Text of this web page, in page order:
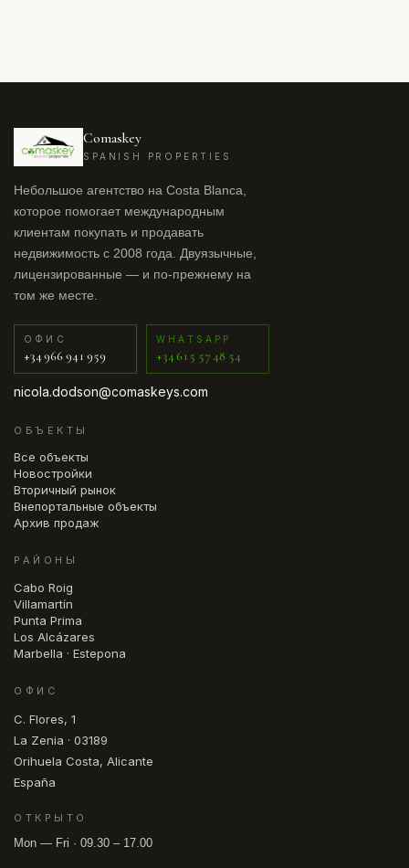
Comaskey
SPANISH PROPERTIES
Небольшое агентство на Costa Blanca,
которое помогает международным
клиентам покупать и продавать
недвижимость с 2008 года. Двуязычные,
лицензированные — и по-прежнему на
том же месте.
ОФИС
+34 966 941 959
WHATSAPP
+34 615 57 48 54
nicola.dodson@comaskeys.com
ОБЪЕКТЫ
Все объекты
Новостройки
Вторичный рынок
Внепортальные объекты
Архив продаж
РАЙОНЫ
Cabo Roig
Villamartín
Punta Prima
Los Alcázares
Marbella · Estepona
ОФИС
C. Flores, 1
La Zenia · 03189
Orihuela Costa, Alicante
España
ОТКРЫТО
Mon — Fri · 09.30 – 17.00